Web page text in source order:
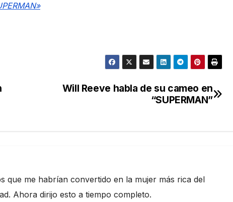
Will Reeve habla de su cameo en
“SUPERMAN”
que me habrían convertido en la mujer más rica del
Ahora dirijo esto a tiempo completo.